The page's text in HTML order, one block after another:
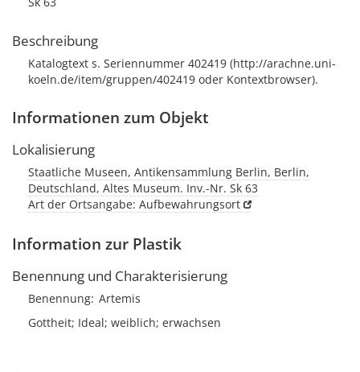
Beschreibung
Katalogtext s. Seriennummer 402419 (http://arachne.uni-
koeln.de/item/gruppen/402419 oder Kontextbrowser).
Informationen zum Objekt
Lokalisierung
Staatliche Museen, Antikensammlung Berlin, Berlin,
Deutschland, Altes Museum. Inv.-Nr. Sk 63
Art der Ortsangabe: Aufbewahrungsort
Information zur Plastik
Benennung und Charakterisierung
Benennung Artemis
Gottheit; Ideal; weiblich; erwachsen